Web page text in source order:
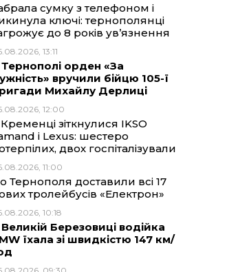
сумку з телефоном і
ключі: тернополянці
до 8 років ув’язнення
13:11
орден «За
вручили бійцю 105-ї
Михайлу Дерлиці
12:00
зіткнулися IKSO
і Lexus: шестеро
двох госпіталізували
11:00
Тернополя доставили всі 17
тролейбусів «Електрон»
10:18
Березовиці водійка
їхала зі швидкістю 147 км/